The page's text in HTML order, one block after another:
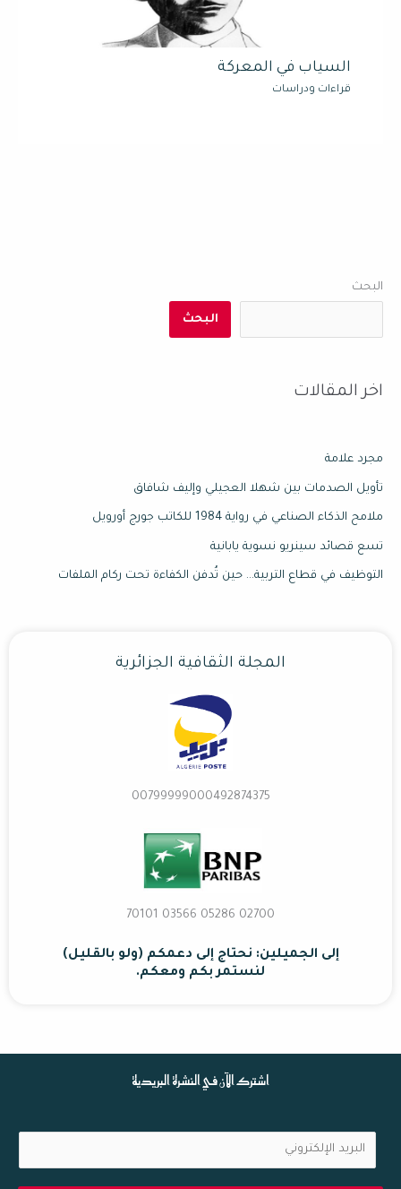
السياب في المعركة
قراءات ودراسات
البحث
البحث
اخر المقالات
مجرد علامة
تأويل الصدمات بين شهلا العجيلي وإليف شافاق
ملامح الذكاء الصناعي في رواية 1984 للكاتب جورج أورويل
تسع قصائد سينريو نسوية يابانية
التوظيف في قطاع التربية… حين تُدفن الكفاءة تحت ركام الملفات
المجلة الثقافية الجزائرية
00799999000492874375
02700 70101 03566 05286
إلى الجميلين: نحتاج إلى دعمكم (ولو بالقليل)
لنستمر بكم ومعكم.
اشترك الآن في النشرة البريدية
ل